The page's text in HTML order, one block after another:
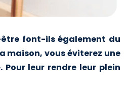
font-ils également du
maison, vous éviterez une
leur rendre leur plein